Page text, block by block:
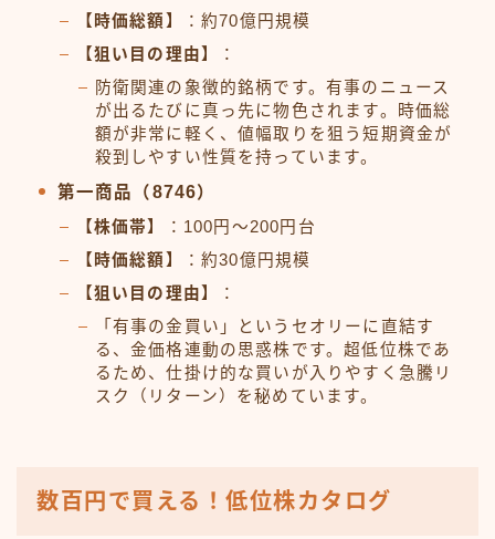
【時価総額】
：約70億円規模
【狙い目の理由】
：
防衛関連の象徴的銘柄です。有事のニュース
が出るたびに真っ先に物色されます。時価総
額が非常に軽く、値幅取りを狙う短期資金が
殺到しやすい性質を持っています。
第一商品（8746）
【株価帯】
：100円〜200円台
【時価総額】
：約30億円規模
【狙い目の理由】
：
「有事の金買い」というセオリーに直結す
る、金価格連動の思惑株です。超低位株であ
るため、仕掛け的な買いが入りやすく急騰リ
スク（リターン）を秘めています。
数百円で買える！低位株カタログ